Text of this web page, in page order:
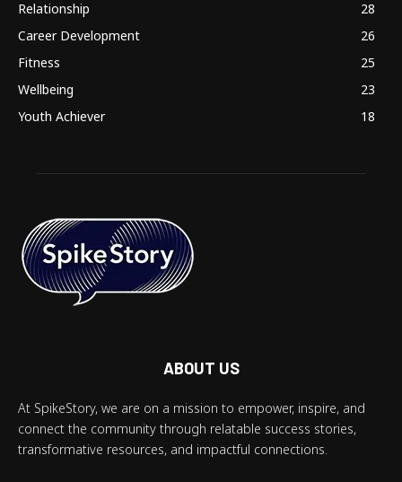
Relationship
28
Career Development
26
Fitness
25
Wellbeing
23
Youth Achiever
18
ABOUT US
At SpikeStory, we are on a mission to empower, inspire, and
connect the community through relatable success stories,
transformative resources, and impactful connections.